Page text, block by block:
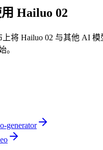
Hailuo 02
上将 Hailuo 02 与其他 AI 模
。
generator